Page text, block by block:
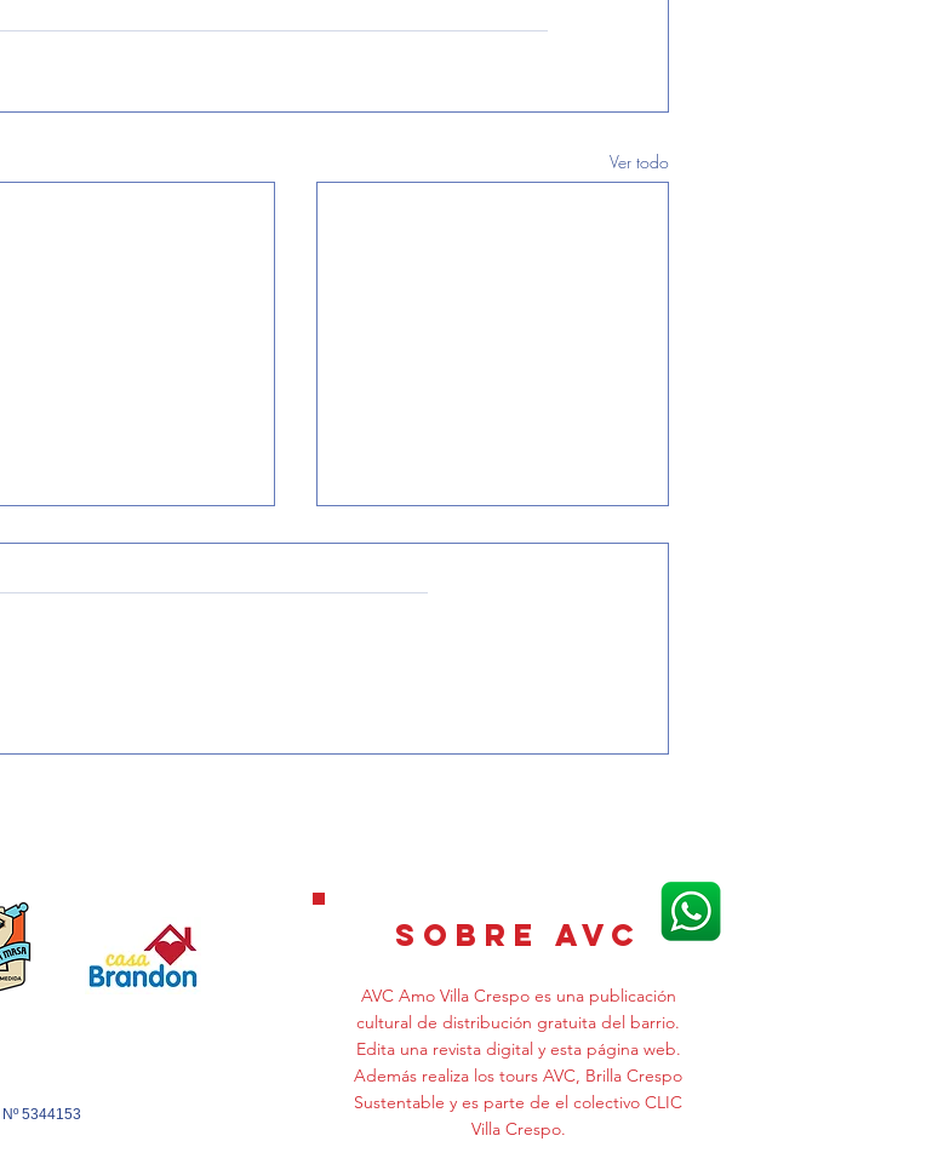
Ver todo
Nº 5344153
sobre avc
AVC Amo Villa Crespo es una publicación
cultural de distribución gratuita del barrio.
Edita una revista digital y esta página web.
Además realiza los tours AVC, Brilla Crespo
Sustentable y es parte de el colectivo CLIC
Villa Crespo.